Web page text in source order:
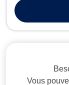
civil (vices
défaut de conf...
Vous